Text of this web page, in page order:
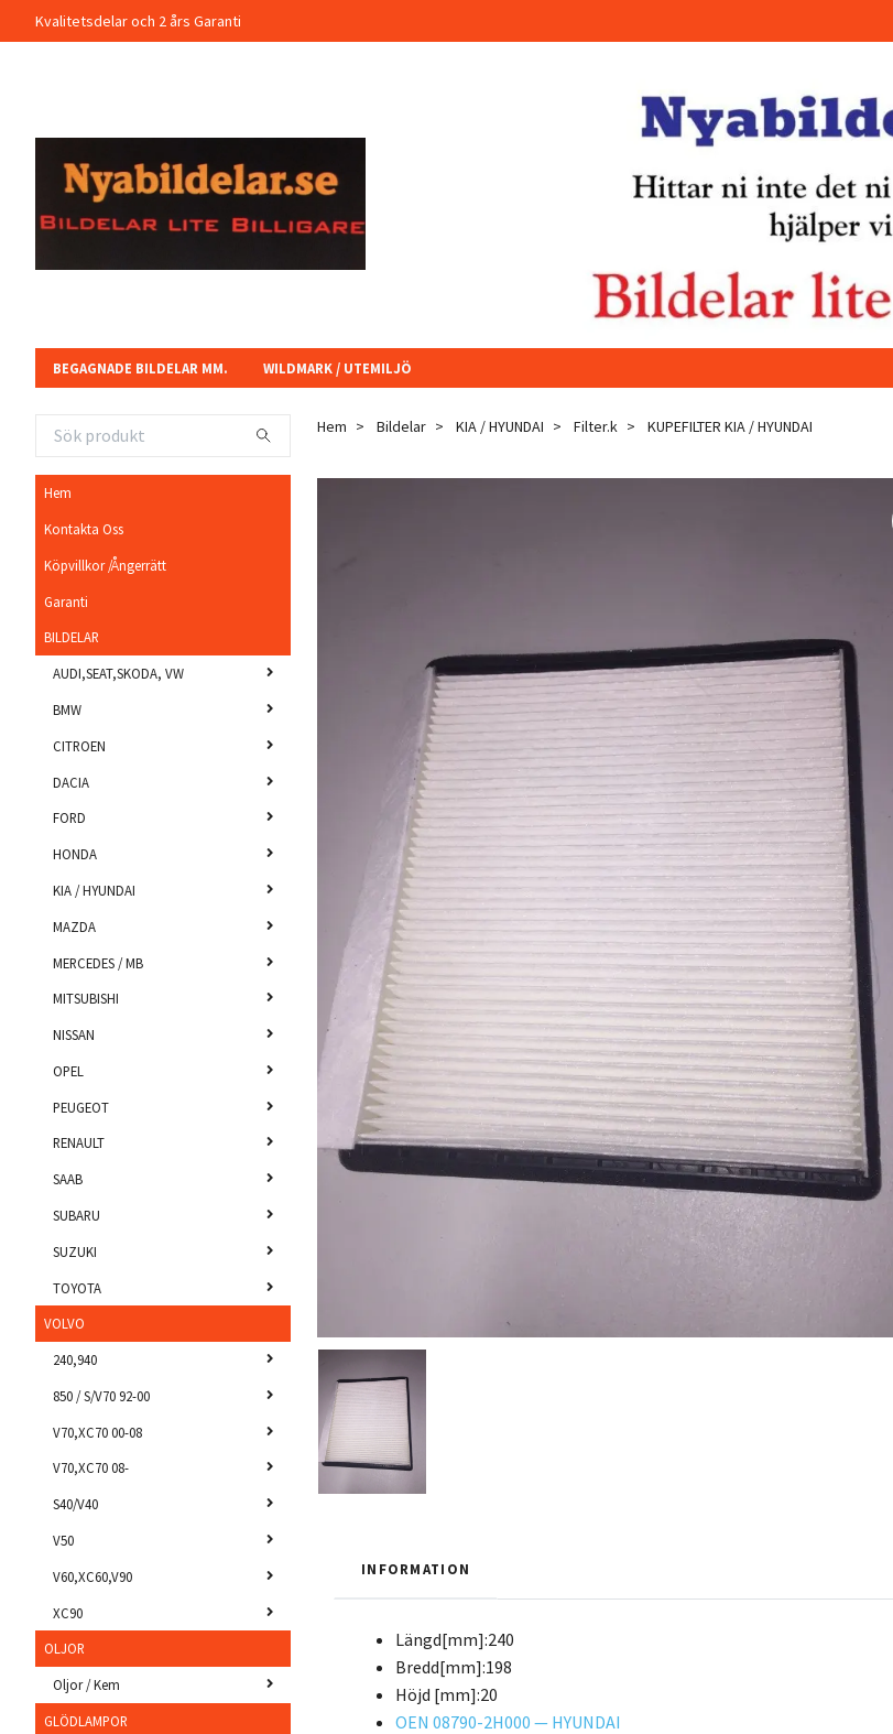
Kvalitetsdelar och 2 års Garanti
BEGAGNADE BILDELAR MM. WILDMARK / UTEMILJÖ
Hem
Kontakta Oss
Köpvillkor /Ångerrätt
Garanti
BILDELAR
AUDI,SEAT,SKODA, VW
BMW
CITROEN
DACIA
FORD
HONDA
KIA / HYUNDAI
MAZDA
MERCEDES / MB
MITSUBISHI
NISSAN
OPEL
PEUGEOT
RENAULT
SAAB
SUBARU
SUZUKI
TOYOTA
VOLVO
240,940
850 / S/V70 92-00
V70,XC70 00-08
V70,XC70 08-
S40/V40
V50
V60,XC60,V90
XC90
OLJOR
Oljor / Kem
GLÖDLAMPOR
Hem Bildelar KIA / HYUNDAI Filter.k KUPEFILTER KIA / HYUNDAI
INFORMATION
Längd[mm]:240
Bredd[mm]:198
Höjd [mm]:20
OEN 08790-2H000 — HYUNDAI